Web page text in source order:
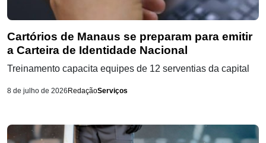
Cartórios de Manaus se preparam para emitir
a Carteira de Identidade Nacional
Treinamento capacita equipes de 12 serventias da capital
8 de julho de 2026 RedaçãoServiços